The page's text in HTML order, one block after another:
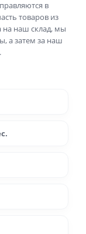
в
товаров из
на наш склад, мы
а затем за наш